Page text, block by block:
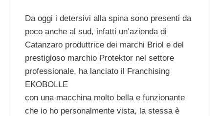
Da oggi i detersivi alla spina sono presenti da
poco anche al sud, infatti un’azienda di
Catanzaro produttrice dei marchi Briol e del
prestigioso marchio Protektor nel settore
professionale, ha lanciato il Franchising
EKOBOLLE
con una macchina molto bella e funzionante
che io ho personalmente vista, la stessa è